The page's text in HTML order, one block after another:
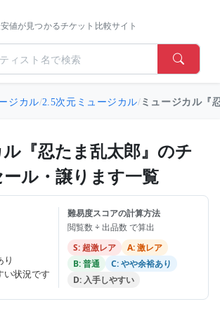
値が見つかるチケット比較サイト
ジカル/2.5次元ミュージカル/ミュージカル『
『忍たま乱太郎』のチ
ル・譲ります一覧
り
い状況です
難易度スコアの計算方法
閲覧数 ÷ 出品数 で算出
S: 超激レア
A: 激レア
B: 普通
C: やや余裕あり
D: 入手しやすい